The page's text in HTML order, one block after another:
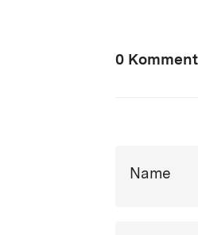
0
Name